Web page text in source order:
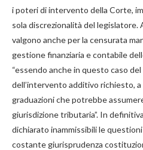
i poteri di intervento della Corte,
sola discrezionalità del legislatore.
valgono anche per la censurata
gestione finanziaria e contabile
“essendo anche in questo caso
dell’intervento additivo richiesto,
graduazioni che potrebbe
giurisdizione tributaria”. In
dichiarato inammissibili le
costante giurisprudenza